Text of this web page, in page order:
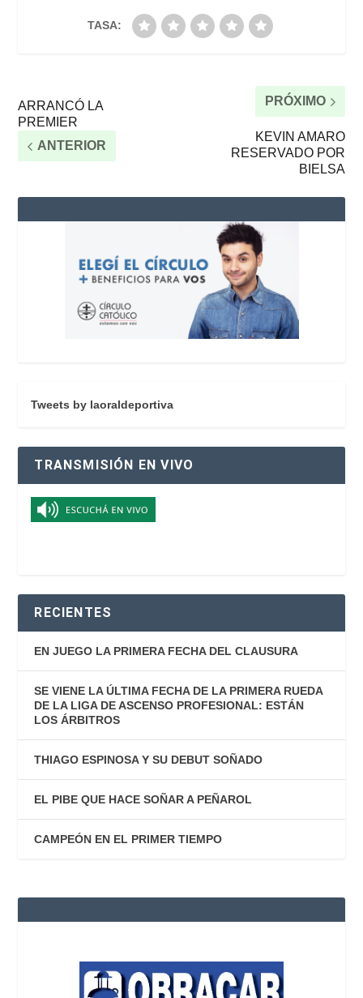
TASA:
ARRANCÓ LA
PREMIER
ANTERIOR
PRÓXIMO
KEVIN AMARO
RESERVADO POR
BIELSA
Tweets by laoraldeportiva
TRANSMISIÓN EN VIVO
RECIENTES
EN JUEGO LA PRIMERA FECHA DEL CLAUSURA
SE VIENE LA ÚLTIMA FECHA DE LA PRIMERA RUEDA
DE LA LIGA DE ASCENSO PROFESIONAL: ESTÁN
LOS ÁRBITROS
THIAGO ESPINOSA Y SU DEBUT SOÑADO
EL PIBE QUE HACE SOÑAR A PEÑAROL
CAMPEÓN EN EL PRIMER TIEMPO